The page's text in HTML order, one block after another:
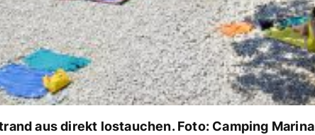
aus direkt lostauchen. Foto: Camping Marina